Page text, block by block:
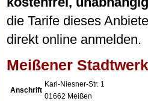
die Tarife dieses
direkt online anmelden.
Meißener
Anschrift
Karl-Niesner-Str. 1
01662 Meißen